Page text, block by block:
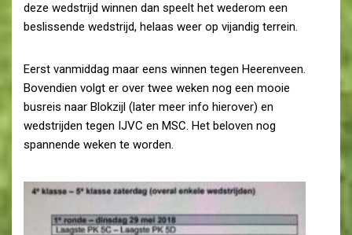
deze wedstrijd winnen dan speelt het wederom een
beslissende wedstrijd, helaas weer op vijandig terrein.
Eerst vanmiddag maar eens winnen tegen Heerenveen.
Bovendien volgt er over twee weken nog een mooie
busreis naar Blokzijl (later meer info hierover) en
wedstrijden tegen IJVC en MSC. Het beloven nog
spannende weken te worden.